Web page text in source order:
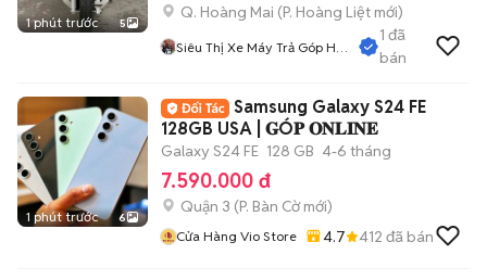
1 phút trước 5
Q. Hoàng Mai (P. Hoàng Liệt mới)
Siêu Thị Xe Máy Trả Góp Hà
1 đã
bán
1 phút trước 6
Samsung Galaxy S24 FE
128GB USA | 𝐆Ó𝐏 𝐎𝐍𝐋𝐈𝐍𝐄
Galaxy S24 FE 128 GB 4-6 tháng
7.590.000 đ
Quận 3 (P. Bàn Cờmới)
Cửa Hàng Vio Store 4.7 412 đã bán